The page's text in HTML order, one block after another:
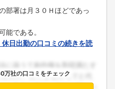
部署は月３０Ｈほどであっ
能である。
休日出勤の口コミの続きを読
万社の口コミをチェック